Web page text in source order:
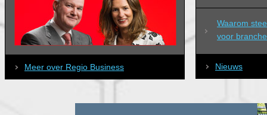
Meer over Regio Business
Waarom
voor
Nieuws